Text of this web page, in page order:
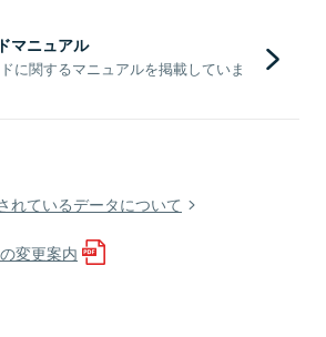
マニュアル
に関するマニュアルを掲載していま
れているデータについて
変更案内